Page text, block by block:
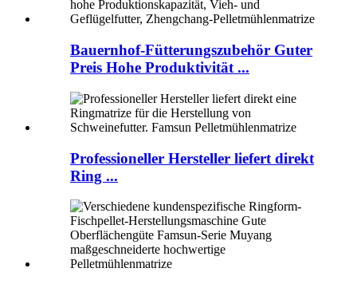
Bauernhof-Fütterungszubehör Guter
Preis Hohe Produktivität ...
Professioneller Hersteller liefert direkt
Ring ...